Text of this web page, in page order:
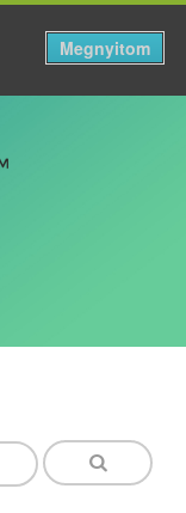
Megnyitom